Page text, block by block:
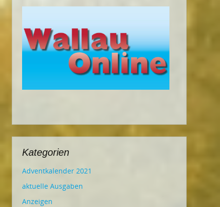
Kategorien
Adventkalender 2021
aktuelle Ausgaben
Anzeigen